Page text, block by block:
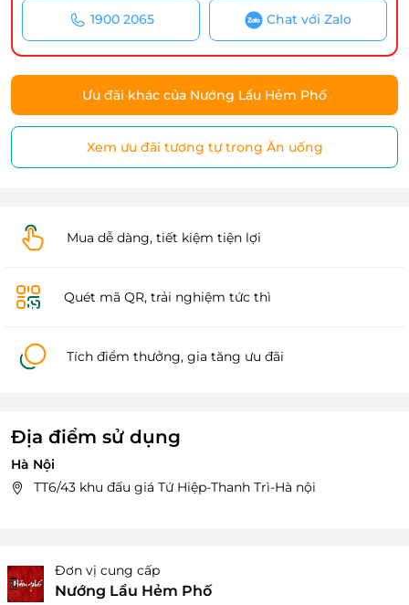
1900 2065 Chat với Zalo
Ưu đãi khác của Nướng Lẩu Hẻm Phố
Xem ưu đãi tương tự trong Ăn uống
Mua dễ dàng, tiết kiệm tiện lợi
Quét mã QR, trải nghiệm tức thì
Tích điểm thưởng, gia tăng ưu đãi
Địa điểm sử dụng
Hà Nội
TT6/43 khu đấu giá Tứ Hiệp-Thanh Trì-Hà nội
Đơn vị cung cấp
Nướng Lẩu Hẻm Phố